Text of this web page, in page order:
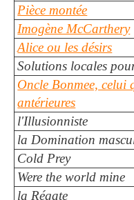
Pièce montée
Imogène McCarthery
Alice ou les désirs
Solutions locales
Oncle Bonmee, celui
antérieures
l'Illusionniste
la Domination
Cold Prey
Were the world mine
la Régate